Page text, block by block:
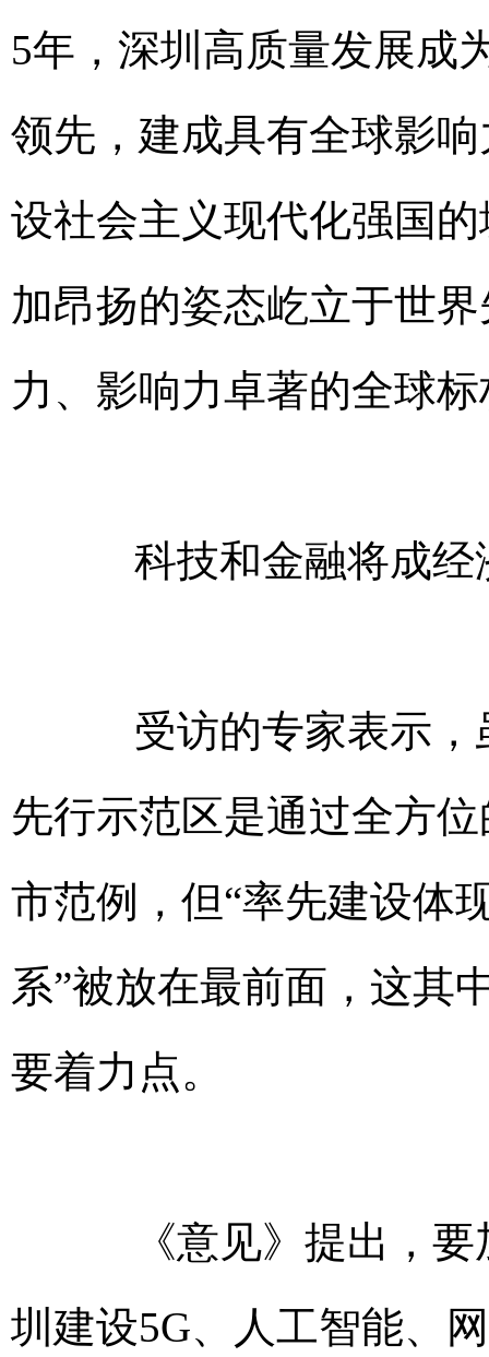
5年，深圳高质量发展成
领先，建成具有全球影
设社会主义现代化强国
加昂扬的姿态屹立于世
力、影响力卓著的全球
科技和金融将成经
受访的专家表示，
先行示范区是通过全方
市范例，但“率先建设体
系”被放在最前面，这其
要着力点。
《意见》提出，要
圳建设5G、人工智能、